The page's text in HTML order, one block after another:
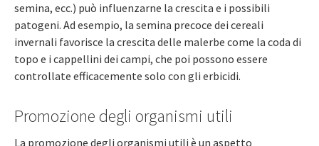
semina, ecc.) può influenzarne la crescita e i possibili
patogeni. Ad esempio, la semina precoce dei cereali
invernali favorisce la crescita delle malerbe come la coda di
topo e i cappellini dei campi, che poi possono essere
controllate efficacemente solo con gli erbicidi.
Promozione degli organismi utili
La promozione degli organismi utili è un aspetto